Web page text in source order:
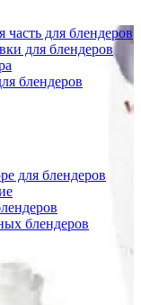
часть для блендеров
для блендеров
блендеров
для блендеров
блендеров